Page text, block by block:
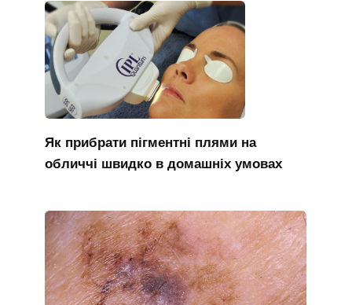
Як прибрати пігментні плями на
обличчі швидко в домашніх умовах